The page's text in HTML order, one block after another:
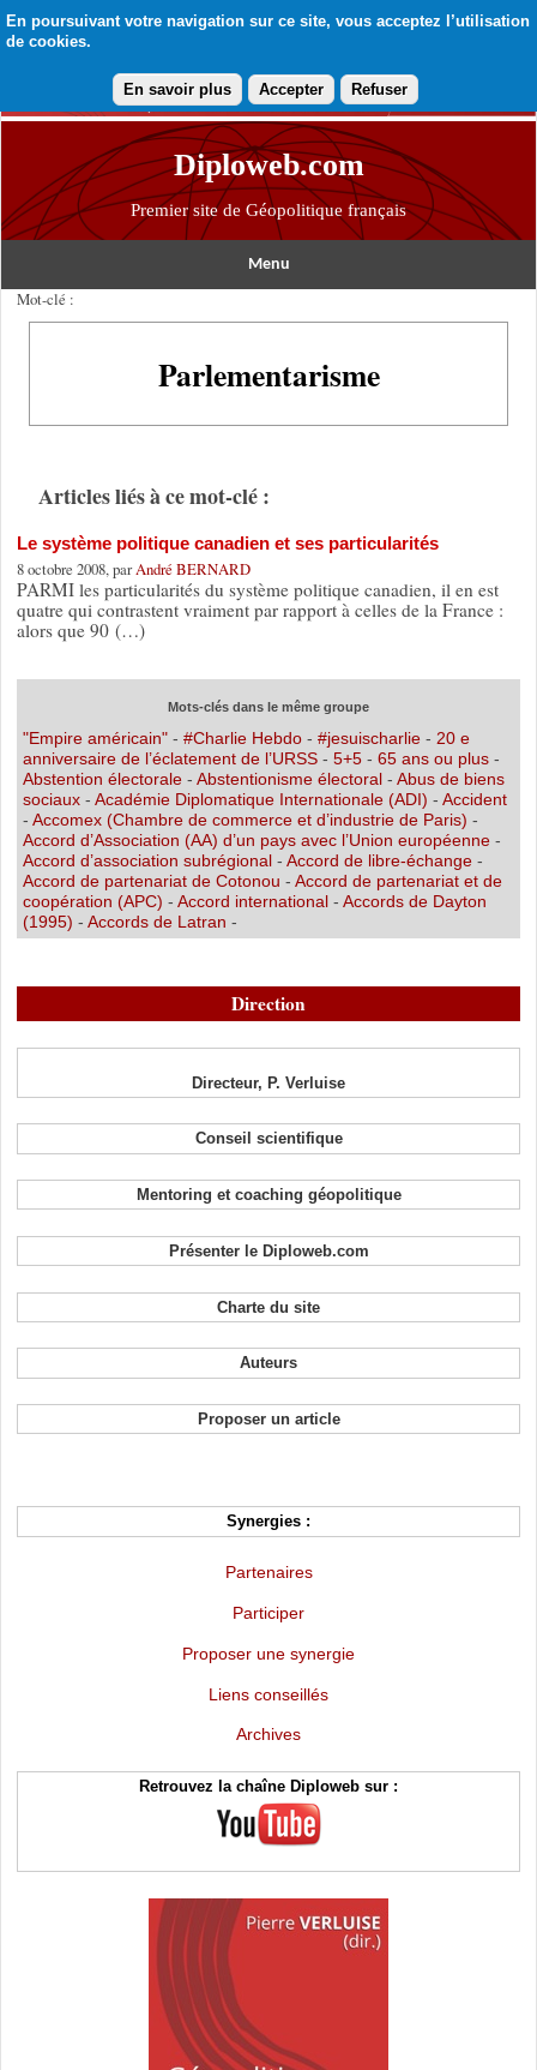
En poursuivant votre navigation sur ce site, vous acceptez l’utilisation
de cookies.
En savoir plus Accepter Refuser
Diploweb.com
Premier site de Géopolitique français
Menu
Mot-clé :
Parlementarisme
Articles liés à ce mot-clé :
Le système politique canadien et ses particularités
8 octobre 2008, parAndré BERNARD
PARMI les particularités du système politique canadien, il en est
quatre qui contrastent vraiment par rapport à celles de la France :
alors que 90 (…)
Mots-clés dans le même groupe
"Empire américain"- #Charlie Hebdo- #jesuischarlie- 20 e
anniversaire de l’éclatement de l’URSS- 5+5- 65 ans ou plus-
Abstention électorale- Abstentionisme électoral- Abus de biens
sociaux- Académie Diplomatique Internationale (ADI) - Accident
- Accomex (Chambre de commerce et d’industrie de Paris) -
Accord d’Association (AA) d’un pays avec l’Union européenne-
Accord d’association subrégional- Accord de libre-échange-
Accord de partenariat de Cotonou - Accord de partenariat et de
coopération (APC) - Accord international- Accords de Dayton
(1995) - Accords de Latran -
Direction
Directeur, P. Verluise
Conseil scientifique
Mentoring et coaching géopolitique
Présenter le Diploweb.com
Charte du site
Auteurs
Proposer un article
Synergies :
Partenaires
Participer
Proposer une synergie
Liens conseillés
Archives
Retrouvez la chaîne Diploweb sur :